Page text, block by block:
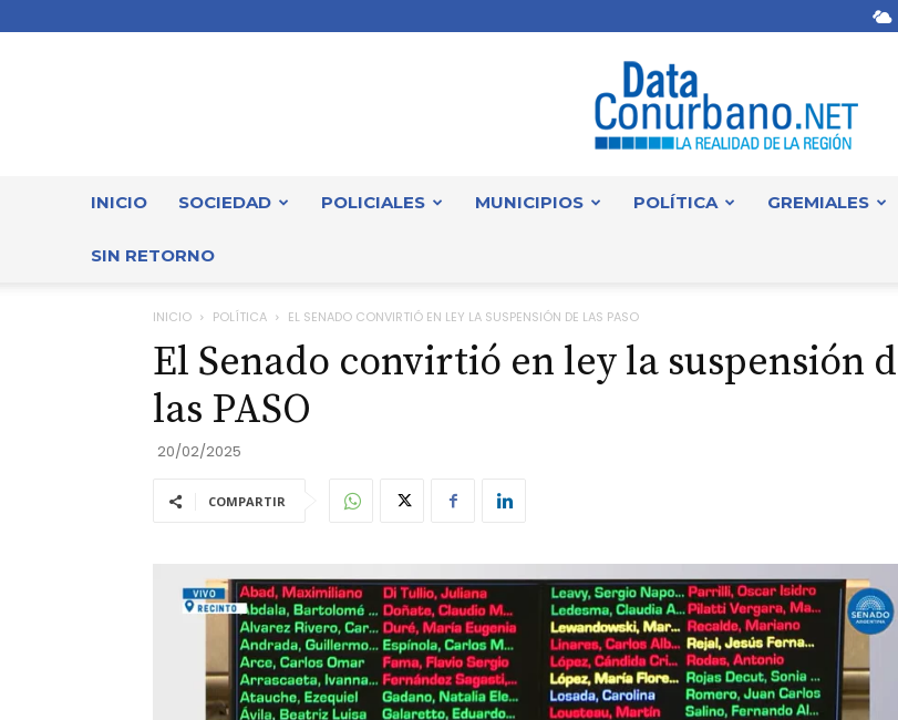
INICIO SOCIEDAD POLICIALES MUNICIPIOS POLÍTICA GREMIALES
SIN RETORNO
INICIO POLÍTICA EL SENADO CONVIRTIÓ EN LEY LA SUSPENSIÓN DE LAS PASO
El Senado convirtió en ley la suspensión
las PASO
20/02/2025
COMPARTIR